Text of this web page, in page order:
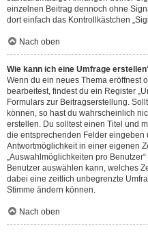
einzelnen Beitrag dennoch ohne
dort einfach das Kontrollkästchen
Nach oben
Wie kann ich eine Umfrage
Wenn du ein neues Thema eröffnest
bearbeitest, findest du ein Register
Formulars zur Beitragserstellung.
können, so hast du wahrscheinlich
erstellen. Du solltest einen Titel und
die entsprechenden Felder
Antwortmöglichkeit in einer eigenen
„Auswahlmöglichkeiten pro
Benutzer auswählen kann, welches
dabei eine zeitlich unbegrenzte
Stimme ändern können.
Nach oben